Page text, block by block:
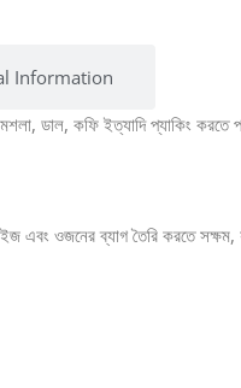
Information
ডাল, কফি ইত্যাদি প্যাকিং করতে
এবং ওজনের ব্যাগ তৈরি করতে